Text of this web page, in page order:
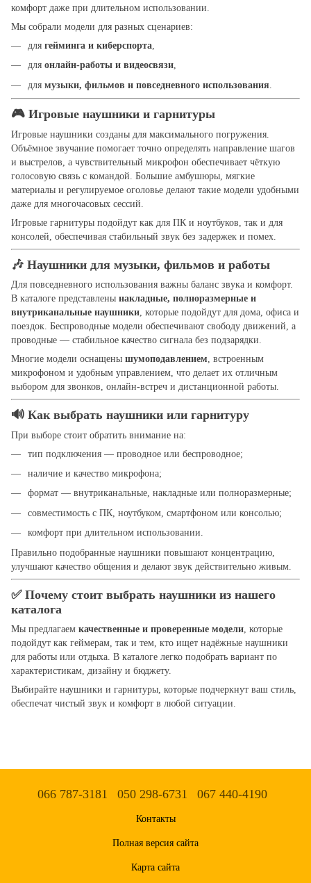
комфорт даже при длительном использовании.
Мы собрали модели для разных сценариев:
для гейминга и киберспорта
для онлайн-работы и видеосвязи,
для музыки, фильмов и повседневного использования
🎮 Игровые наушники и гарнитуры
Игровые наушники созданы для максимального погружения.
Объёмное звучание помогает точно определять направление шагов
и выстрелов, а чувствительный микрофон обеспечивает чёткую
голосовую связь с командой. Большие амбушюры, мягкие
материалы и регулируемое оголовье делают такие модели удобными
даже для многочасовых сессий.
Игровые гарнитуры подойдут как для ПК и ноутбуков, так и для
консолей, обеспечивая стабильный звук без задержек и помех.
🎶 Наушники для музыки, фильмов и работы
Для повседневного использования важны баланс звука и комфорт.
В каталоге представлены накладные, полноразмерные и
внутриканальные наушники, которые подойдут для дома, офиса и
поездок. Беспроводные модели обеспечивают свободу движений, а
проводные — стабильное качество сигнала без подзарядки.
Многие модели оснащены шумоподавлением, встроенным
микрофоном и удобным управлением, что делает их отличным
выбором для звонков, онлайн-встреч и дистанционной работы.
🔊 Как выбрать наушники или гарнитуру
При выборе стоит обратить внимание на:
тип подключения — проводное или беспроводное;
наличие и качество микрофона;
формат — внутриканальные, накладные или полноразмерные;
совместимость с ПК, ноутбуком, смартфоном или консолью;
комфорт при длительном использовании.
Правильно подобранные наушники повышают концентрацию,
улучшают качество общения и делают звук действительно живым.
✅ Почему стоит выбрать наушники из нашего
каталога
Мы предлагаем качественные и проверенные модели, которые
подойдут как геймерам, так и тем, кто ищет надёжные наушники
для работы или отдыха. В каталоге легко подобрать вариант по
характеристикам, дизайну и бюджету.
Выбирайте наушники и гарнитуры, которые подчеркнут ваш стиль,
обеспечат чистый звук и комфорт в любой ситуации.
066 787-3181 050 298-6731 067 440-4190
Контакты
Полная версия сайта
Карта сайта